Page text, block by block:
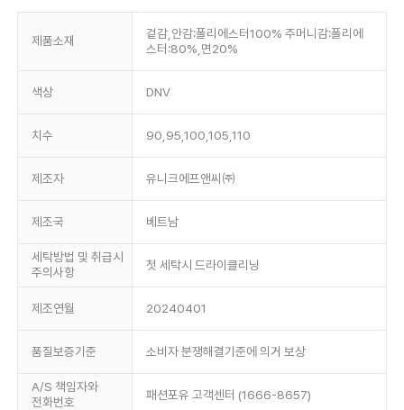
제품소재
겉감,안감:폴리에스터100% 주머니감:폴리에
스터:80%,면20%
색상 DNV
치수 90,95,100,105,110
제조자 유니크에프앤씨㈜
제조국 베트남
세탁방법 및 취급시
주의사항
첫 세탁시 드라이클리닝
제조연월 20240401
품질보증기준 소비자 분쟁해결기준에 의거 보상
A/S 책임자와
전화번호
패션포유 고객센터 (1666-8657)